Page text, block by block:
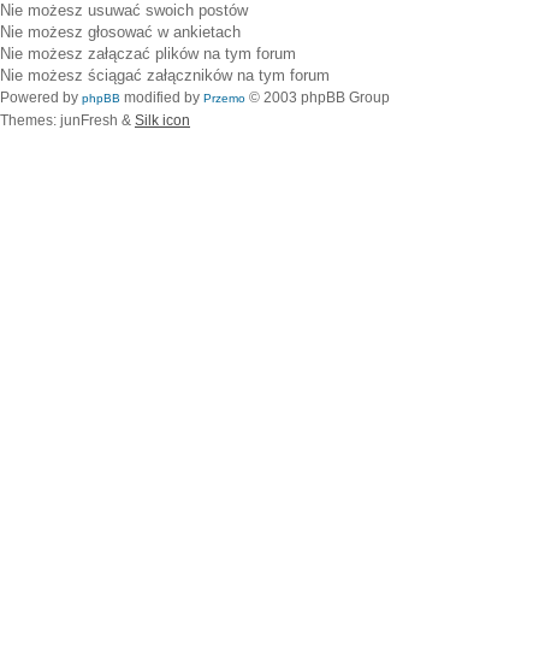
Nie możesz usuwać swoich postów
Nie możesz głosować w ankietach
Nie możesz załączać plików na tym forum
Nie możesz ściągać załączników na tym forum
Powered by phpBB modified by Przemo © 2003 phpBB Group
Themes: junFresh & Silk icon